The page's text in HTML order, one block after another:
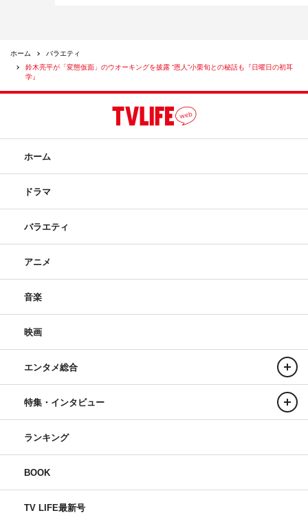
ホーム
バラエティ
鈴木亮平が「変態仮面」のウオーキングを披露 “恩人”小栗旬との秘話も『日曜日の初耳
学』
ホーム
ドラマ
バラエティ
アニメ
音楽
映画
エンタメ総合
特集・インタビュー
ランキング
BOOK
TV LIFE最新号